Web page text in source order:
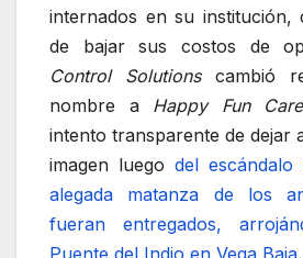
internados en su institución,
de bajar sus costos de
Control Solutionscambió
nombre a Happy Fun
intento transparente de dejar
imagen luego del
alegada matanza de los
fueran entregados,